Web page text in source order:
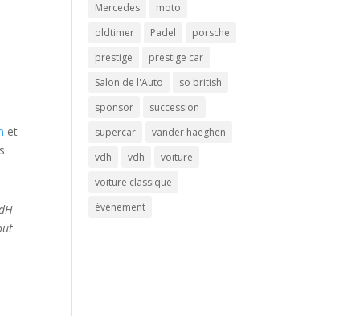
et
Mercedes
moto
oldtimer
Padel
porsche
prestige
prestige car
Salon de l'Auto
so british
sponsor
succession
supercar
vander haeghen
vdh
vdh
voiture
voiture classique
événement